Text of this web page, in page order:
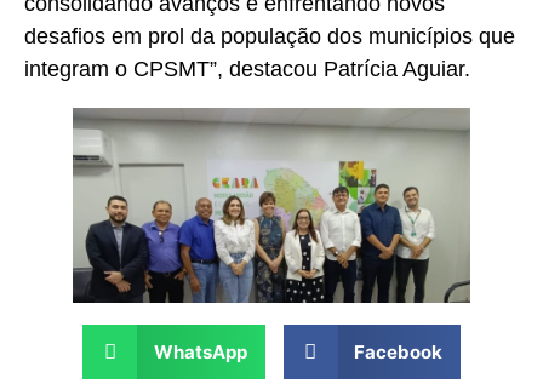
desafios em prol da população dos municípios que
integram o CPSMT”, destacou Patrícia Aguiar.
WhatsApp Facebook